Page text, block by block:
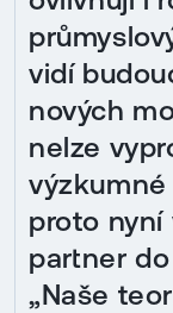
vidí
nových
nelze
proto nyní
partner
„Naše